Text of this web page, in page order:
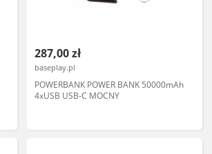
287,00 zł
baseplay.pl
POWERBANK POWER BANK 50000mAh
4xUSB USB-C MOCNY